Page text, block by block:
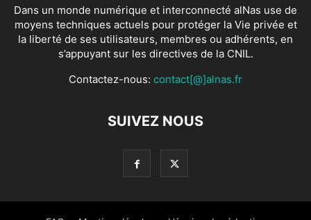
Dans un monde numérique et interconnecté alNas use de
moyens techniques actuels pour protéger la Vie privée et
la liberté de ses utilisateurs, membres ou adhérents, en
s’appuyant sur les directives de la CNIL.
Contactez-nous: contact[@]alnas.fr
SUIVEZ NOUS